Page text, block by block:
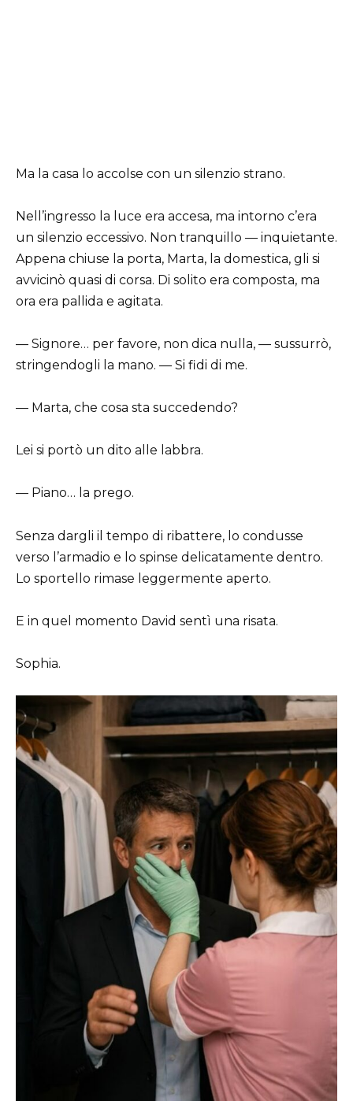
Ma la casa lo accolse con un silenzio strano.
Nell’ingresso la luce era accesa, ma intorno c’era
un silenzio eccessivo. Non tranquillo — inquietante.
Appena chiuse la porta, Marta, la domestica, gli si
avvicinò quasi di corsa. Di solito era composta, ma
ora era pallida e agitata.
— Signore… per favore, non dica nulla, — sussurrò,
stringendogli la mano. — Si fidi di me.
— Marta, che cosa sta succedendo?
Lei si portò un dito alle labbra.
— Piano… la prego.
Senza dargli il tempo di ribattere, lo condusse
verso l’armadio e lo spinse delicatamente dentro.
Lo sportello rimase leggermente aperto.
E in quel momento David sentì una risata.
Sophia.